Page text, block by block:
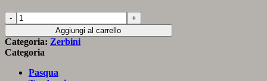
Zerbino
in
cocco
stampato
“Mongolfiere
multicolor”
Aggiungi al carrello
Categoria: Zerbini
Categoria
Pasqua